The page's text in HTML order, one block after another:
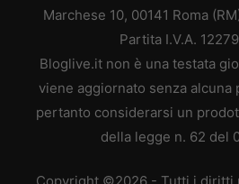
Marchese 10, 00141 Roma
Partita I.V.A.
Bloglive.it non è una testata
viene aggiornato senza alcuna
pertanto considerarsi un
della legge n. 62 del